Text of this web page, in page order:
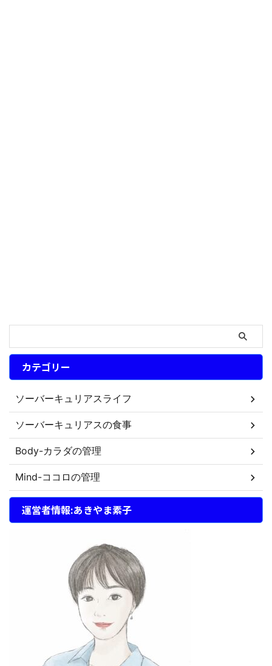
カテゴリー
ソーバーキュリアスライフ
ソーバーキュリアスの食事
Body-カラダの管理
Mind-ココロの管理
運営者情報:あきやま素子